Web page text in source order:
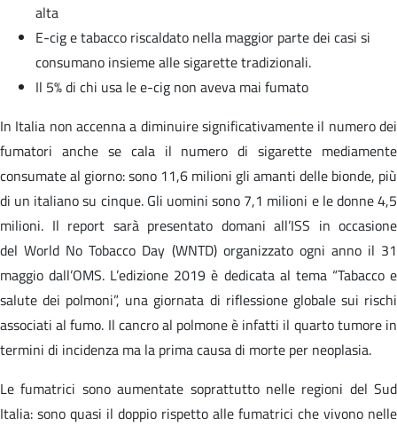
alta
E-cig e tabacco riscaldato nella maggior parte dei casi si
consumano insieme alle sigarette tradizionali.
Il 5% di chi usa le e-cig non aveva mai fumato
In Italia non accenna a diminuire significativamente il numero dei
fumatori anche se cala il numero di sigarette mediamente
consumate al giorno: sono 11,6 milioni gli amanti delle bionde, più
di un italiano su cinque. Gli uomini sono 7,1 milioni e le donne 4,5
milioni. Il report sarà presentato domani all’ISS in occasione
del World No Tobacco Day (WNTD) organizzato ogni anno il 31
maggio dall’OMS. L’edizione 2019 è dedicata al tema “Tabacco e
salute dei polmoni”, una giornata di riflessione globale sui rischi
associati al fumo. Il cancro al polmone è infatti il quarto tumore in
termini di incidenza ma la prima causa di morte per neoplasia.
Le fumatrici sono aumentate soprattutto nelle regioni del Sud
Italia: sono quasi il doppio rispetto alle fumatrici che vivono nelle